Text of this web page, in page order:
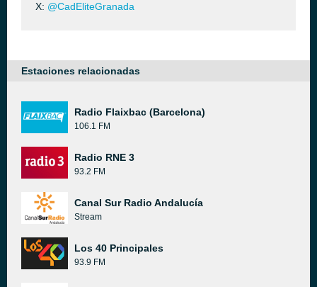
X: @CadEliteGranada
Estaciones relacionadas
Radio Flaixbac (Barcelona)
106.1 FM
Radio RNE 3
93.2 FM
Canal Sur Radio Andalucía
Stream
Los 40 Principales
93.9 FM